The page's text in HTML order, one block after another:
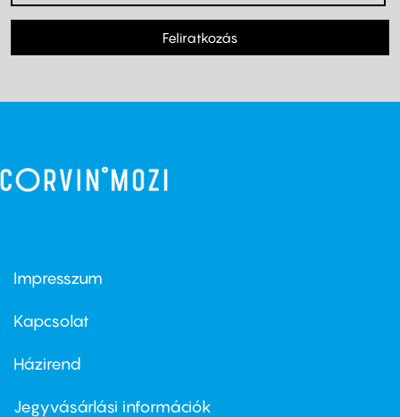
Feliratkozás
Footer
first
Impresszum
Kapcsolat
Footer
second
Házirend
Jegyvásárlási információk